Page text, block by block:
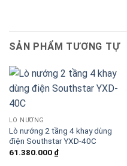
SẢN PHẨM TƯƠNG TỰ
LÒ NƯỚNG
Lò nướng 2 tầng 4 khay dùng
điện Southstar YXD-40C
61.380.000 ₫